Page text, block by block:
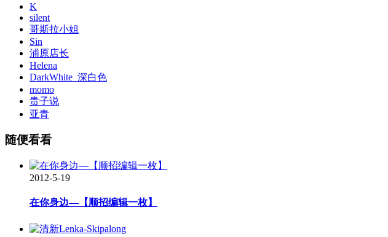
K
silent
哥斯拉小姐
Sin
浦原店长
Helena
DarkWhite_深白色
momo
贵子说
亚青
随便看看
2012-5-19
在你身边—【顺招编辑一枚】